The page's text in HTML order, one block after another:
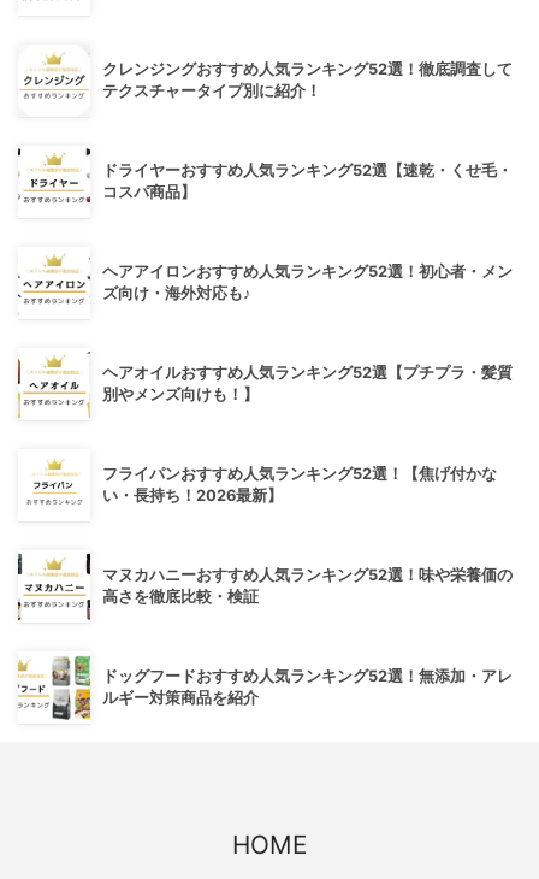
クレンジングおすすめ人気ランキング52選！徹底調査して
テクスチャータイプ別に紹介！
ドライヤーおすすめ人気ランキング52選【速乾・くせ毛・
コスパ商品】
ヘアアイロンおすすめ人気ランキング52選！初心者・メン
ズ向け・海外対応も♪
ヘアオイルおすすめ人気ランキング52選【プチプラ・髪質
別やメンズ向けも！】
フライパンおすすめ人気ランキング52選！【焦げ付かな
い・長持ち！2026最新】
マヌカハニーおすすめ人気ランキング52選！味や栄養価の
高さを徹底比較・検証
ドッグフードおすすめ人気ランキング52選！無添加・アレ
ルギー対策商品を紹介
HOME